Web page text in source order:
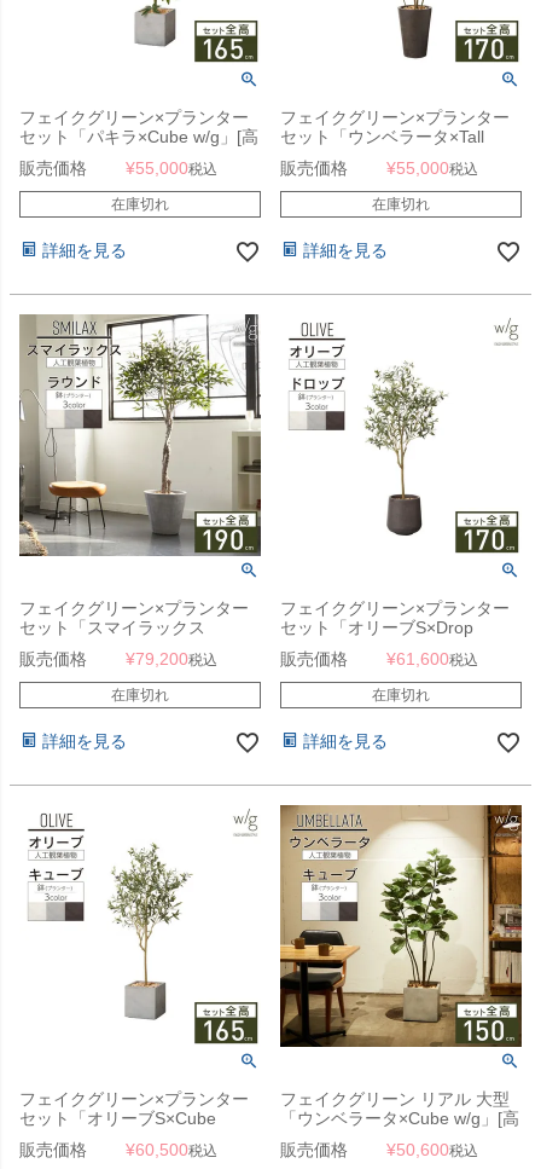
フェイクグリーン×プランター
セット「パキラ×Cube w/g」[高
さ165cm・人工樹木・人工観葉
植物]
販売価格 ¥55,000税込
在庫切れ
詳細を見る
フェイクグリーン×プランター
セット「ウンベラータ×Tall
Round w/g」[高さ170cm・人工
樹木・人工観葉植物]
販売価格 ¥55,000税込
在庫切れ
詳細を見る
フェイクグリーン×プランター
セット「スマイラックス
×Round w/g」[高さ180cm・人
工樹木・人工観葉植物]
販売価格 ¥79,200税込
在庫切れ
詳細を見る
フェイクグリーン×プランター
セット「オリーブS×Drop
Round w/g」[高さ170cm・人工
樹木・人工観葉植物]
販売価格 ¥61,600税込
在庫切れ
詳細を見る
フェイクグリーン×プランター
セット「オリーブS×Cube
w/g」[高さ165cm・人工樹木・
人工観葉植物]
販売価格 ¥60,500税込
フェイクグリーン リアル 大型
「ウンベラータ×Cube w/g」[高
さ150cm・人工樹木・人工観葉
植物 鉢セット]
販売価格 ¥50,600税込